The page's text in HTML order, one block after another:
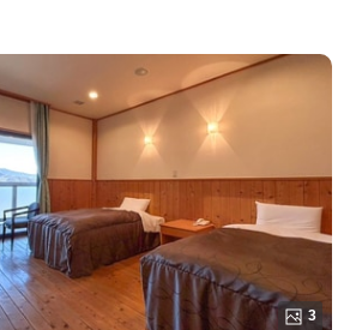
3